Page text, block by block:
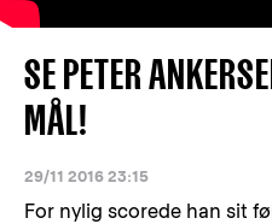
SE PETER
MÅL!
29/11 2016 23:15
For nylig scorede han sit